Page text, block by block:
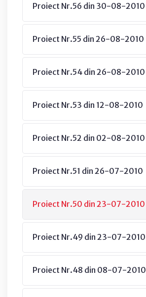
Proiect Nr.56 din 30-08-2010
Proiect Nr.55 din 26-08-2010
Proiect Nr.54 din 26-08-2010
Proiect Nr.53 din 12-08-2010
Proiect Nr.52 din 02-08-2010
Proiect Nr.51 din 26-07-2010
Proiect Nr.50 din 23-07-2010
Proiect Nr.49 din 23-07-2010
Proiect Nr.48 din 08-07-2010